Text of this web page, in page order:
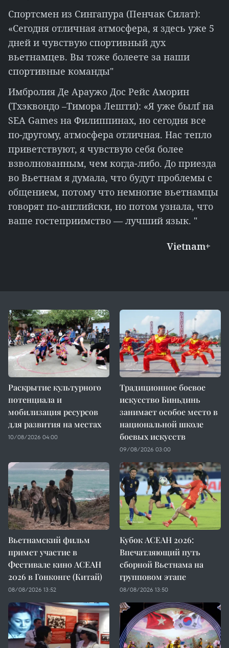
Спортсмен из Сингапура (Пенчак Силат):
«Сегодня отличная атмосфера, я здесь уже 5
дней и чувствую спортивный дух
вьетнамцев. Вы тоже болеете за наши
спортивные команды"
Имбролия Де Араужо Дос Рейс Аморин
(Тхэквондо –Тимора Лешти): «Я уже былf на
SEA Games на Филиппинах, но сегодня все
по-другому, атмосфера отличная. Нас тепло
приветствуют, я чувствую себя более
взволнованным, чем когда-либо. До приезда
во Вьетнам я думала, что будут проблемы с
общением, потому что немногие вьетнамцы
говорят по-английски, но потом узнала, что
ваше гостеприимство — лучший язык. "
Vietnam+
Раскрытие культурного
потенциала и
мобилизация ресурсов
для развития на местах
10/08/2026 04:00
Традиционное боевое
искусство Биньдинь
занимает особое место в
национальной школе
боевых искусств
09/08/2026 03:00
Вьетнамский фильм
примет участие в
Фестивале кино АСЕАН
2026 в Гонконге (Китай)
08/08/2026 13:52
Кубок АСЕАН 2026:
Впечатляющий путь
сборной Вьетнама на
групповом этапе
08/08/2026 13:50